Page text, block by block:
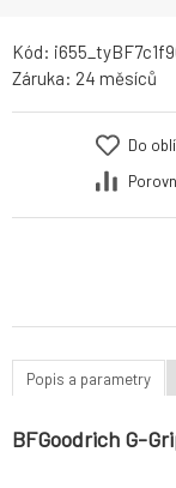
Kód:
Záruka: 24 měsíců
Do
Popis a parametry
BFGoodrich G-